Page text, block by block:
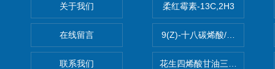
关于我们
在线留言
联系我们
柔红霉素-13C,2H3
9(Z)-十八碳烯酸/油酸
花生四烯酸甘油三酯(顺式-